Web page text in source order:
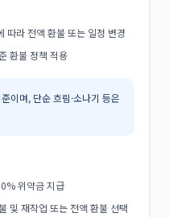
따라 전액 환불 또는 일정 변경
환불 정책 적용
이며, 단순 흐림·소나기 등은
위약금 지급
및 재작업 또는 전액 환불 선택